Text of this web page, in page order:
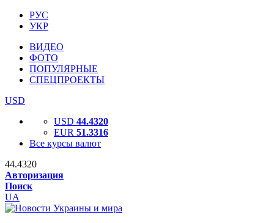
РУС
УКР
ВИДЕО
ФОТО
ПОПУЛЯРНЫЕ
СПЕЦПРОЕКТЫ
USD
USD 44.4320
EUR 51.3316
Все курсы валют
44.4320
Авторизация
Поиск
UA